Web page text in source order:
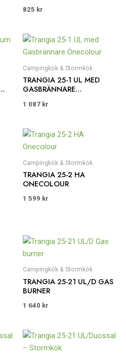
825 kr
Campingkök & Stormkök
TRANGIA 25-1 UL MED
GASBRÄNNARE
1 087 kr
Campingkök & Stormkök
TRANGIA 25-2 HA
ONECOLOUR
1 599 kr
Campingkök & Stormkök
TRANGIA 25-21 UL/D GAS
BURNER
1 640 kr